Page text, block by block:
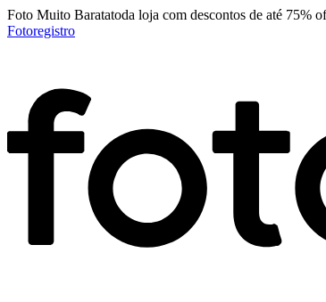
Foto Muito Baratatoda loja com descontos de até 75%
Fotoregistro